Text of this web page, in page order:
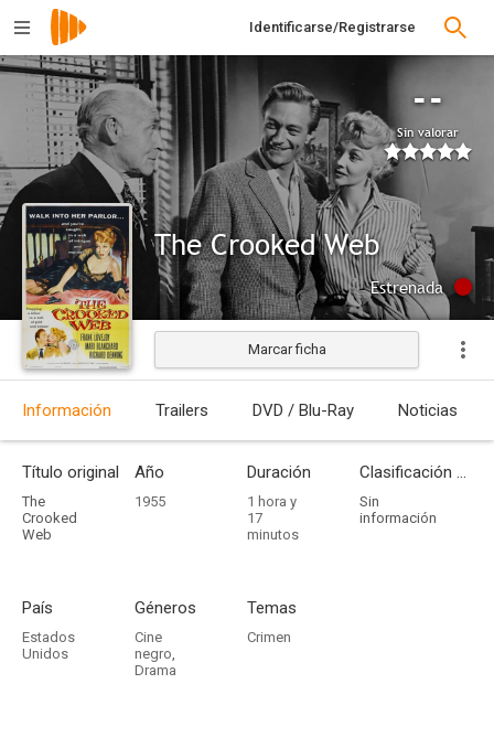
Identificarse/Registrarse
--
Sin valorar
The Crooked Web
Estrenada
Marcar ficha
Información Trailers DVD / Blu-Ray Noticias
Título original
The
Crooked
Web
Año
1955
Duración
1 hora y
17
minutos
Clasificación por edades
Sin
información
País
Estados
Unidos
Géneros
Cine
negro,
Drama
Temas
Crimen